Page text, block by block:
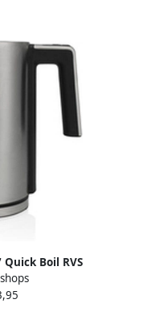
Quick Boil RVS
1.7 L –
– 3000 W